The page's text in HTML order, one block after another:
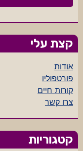
קצת עלי
אודות
פורטפוליו
קורות חיים
צרו קשר
קטגוריות